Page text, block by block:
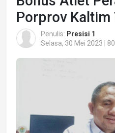
Porprov Kaltim
Penulis: Presisi 1
Selasa, 30 Mei 2023 |